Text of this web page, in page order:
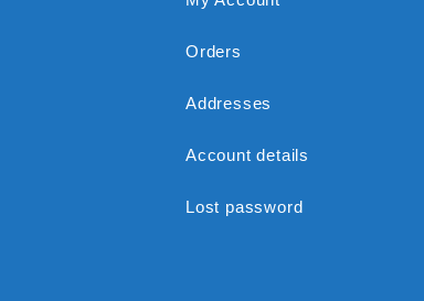
Orders
Addresses
Account details
Lost password